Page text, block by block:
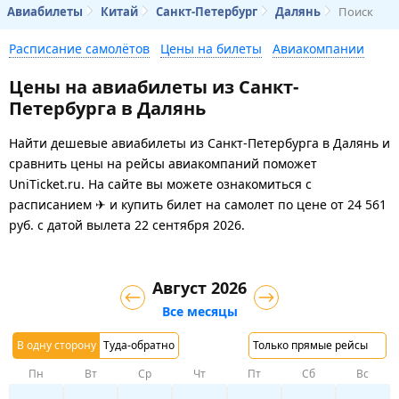
Авиабилеты Китай Санкт-Петербург Далянь Поиск
Расписание самолётов Цены на билеты Авиакомпании
Цены на авиабилеты из Санкт-
Петербурга в Далянь
Найти дешевые авиабилеты из Санкт-Петербурга в Далянь и
сравнить цены на рейсы авиакомпаний поможет
UniTicket.ru. На сайте вы можете ознакомиться с
расписанием ✈ и купить билет на самолет по цене от 24 561
руб. с датой вылета 22 сентября 2026.
В одну сторону Туда-обратно Только прямые рейсы
Август 2026
Все месяцы
Пн Вт Ср Чт Пт Сб Вс